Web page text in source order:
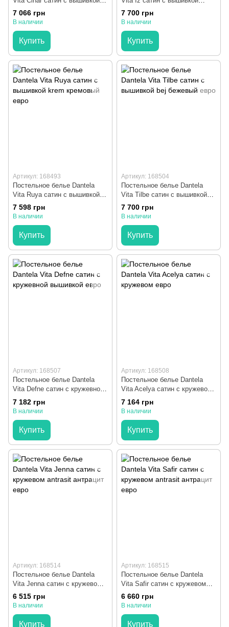
евро
7 066 грн
В наличии
Купить
beyaz белый евро
7 700 грн
В наличии
Купить
Артикул: 168493
Постельное белье Dantela
Vita Ruya сатин с вышивкой
krem кремовый евро
7 598 грн
В наличии
Купить
Артикул: 168504
Постельное белье Dantela
Vita Tilbe сатин с вышивкой
bej бежевый евро
7 700 грн
В наличии
Купить
Артикул: 168507
Постельное белье Dantela
Vita Defne сатин с кружевной
вышивкой евро
7 182 грн
В наличии
Купить
Артикул: 168508
Постельное белье Dantela
Vita Acelya сатин с кружевом
евро
7 164 грн
В наличии
Купить
Артикул: 168514
Постельное белье Dantela
Vita Jenna сатин с кружевом
antrasit антрацит евро
6 515 грн
В наличии
Купить
Артикул: 168515
Постельное белье Dantela
Vita Safir сатин с кружевом
antrasit антрацит евро
6 660 грн
В наличии
Купить